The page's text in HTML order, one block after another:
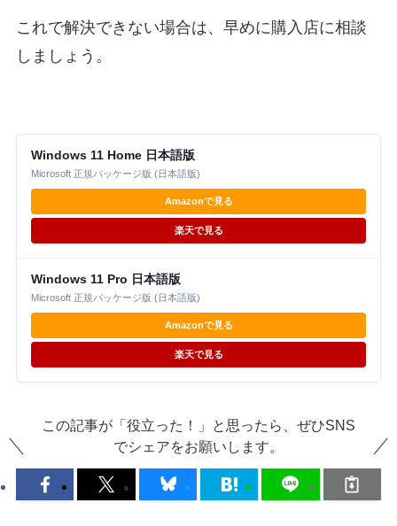
これで解決できない場合は、早めに購入店に相談
しましょう。
Windows 11 Home 日本語版
Microsoft 正規パッケージ版 (日本語版)
Amazonで見る
楽天で見る
Windows 11 Pro 日本語版
Microsoft 正規パッケージ版 (日本語版)
Amazonで見る
楽天で見る
この記事が「役立った！」と思ったら、ぜひSNS
でシェアをお願いします。